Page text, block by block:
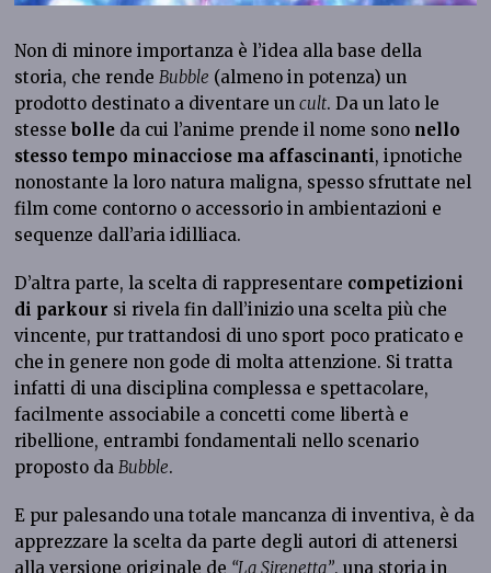
Non di minore importanza è l’idea alla base della
storia, che rendeBubble (almeno in potenza) un
prodotto destinato a diventare uncult. Da un lato le
stessebolle da cui l’anime prende il nome sono nello
stesso tempo minacciose ma affascinanti, ipnotiche
nonostante la loro natura maligna, spesso sfruttate nel
film come contorno o accessorio in ambientazioni e
sequenze dall’aria idilliaca.
D’altra parte, la scelta di rappresentare competizioni
di parkour si rivela fin dall’inizio una scelta più che
vincente, pur trattandosi di uno sport poco praticato e
che in genere non gode di molta attenzione. Si tratta
infatti di una disciplina complessa e spettacolare,
facilmente associabile a concetti come libertà e
ribellione, entrambi fondamentali nello scenario
proposto daBubble.
E pur palesando una totale mancanza di inventiva, è da
apprezzare la scelta da parte degli autori di attenersi
alla versione originale de “La Sirenetta”, una storia in